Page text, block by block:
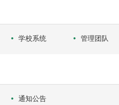
学校系统 管理团队
通知公告